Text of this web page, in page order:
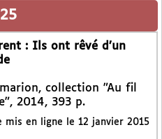
: Ils ont rêvé d’un
collection "Au fil
2014, 393 p.
mis en ligne le 12 janvier 2015